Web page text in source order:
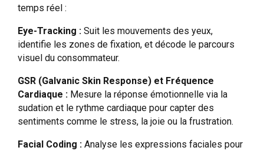
temps réel :
Eye-Tracking : Suit les mouvements des yeux,
identifie les zones de fixation, et décode le parcours
visuel du consommateur.
GSR (Galvanic Skin Response) et Fréquence
Cardiaque : Mesure la réponse émotionnelle via la
sudation et le rythme cardiaque pour capter des
sentiments comme le stress, la joie ou la frustration.
Facial Coding : Analyse les expressions faciales pour